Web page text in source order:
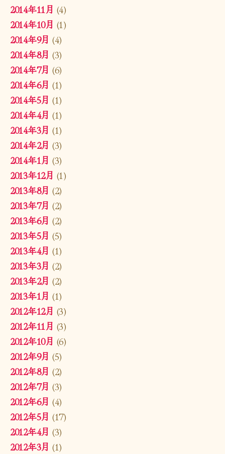
2014年11月 (4)
2014年10月 (1)
2014年9月 (4)
2014年8月 (3)
2014年7月 (6)
2014年6月 (1)
2014年5月 (1)
2014年4月 (1)
2014年3月 (1)
2014年2月 (3)
2014年1月 (3)
2013年12月 (1)
2013年8月 (2)
2013年7月 (2)
2013年6月 (2)
2013年5月 (5)
2013年4月 (1)
2013年3月 (2)
2013年2月 (2)
2013年1月 (1)
2012年12月 (3)
2012年11月 (3)
2012年10月 (6)
2012年9月 (5)
2012年8月 (2)
2012年7月 (3)
2012年6月 (4)
2012年5月 (17)
2012年4月 (3)
2012年3月 (1)